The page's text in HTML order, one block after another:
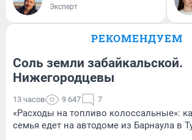
Эксперт
РЕКОМЕНДУЕМ
Соль земли забайкальской.
Нижегородцевы
13 часов 9 647 7
«Расходы на топливо колоссальные»:
семья едет на автодоме из Барнаула в